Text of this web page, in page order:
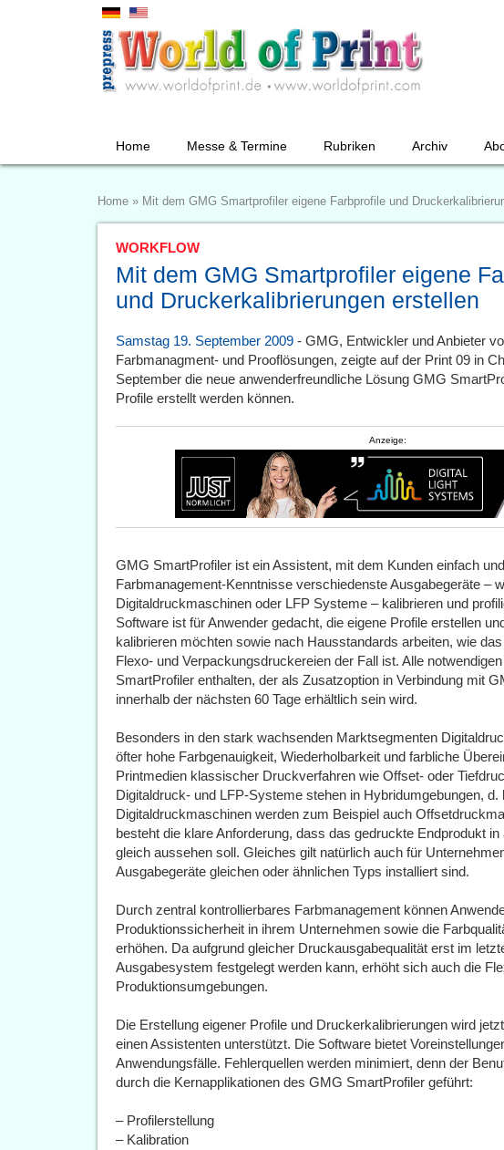
Home Messe & Termine Rubriken Archiv
Home » Mit dem GMG Smartprofiler eigene Farbprofile und
WORKFLOW
Mit dem GMG Smartprofiler eigene
und Druckerkalibrierungen erstellen
Samstag 19. September 2009 - GMG, Entwickler und Anbieter
Farbmanagment- und Prooflösungen, zeigte auf der Print 09 in
September die neue anwenderfreundliche Lösung GMG
Profile erstellt werden können.
Anzeige:
GMG SmartProfiler ist ein Assistent, mit dem Kunden einfach
Farbmanagement-Kenntnisse verschiedenste Ausgabegeräte –
Digitaldruckmaschinen oder LFP Systeme – kalibrieren und
Software ist für Anwender gedacht, die eigene Profile erstellen
kalibrieren möchten sowie nach Hausstandards arbeiten, wie
Flexo- und Verpackungsdruckereien der Fall ist. Alle
SmartProfiler enthalten, der als Zusatzoption in Verbindung mit
innerhalb der nächsten 60 Tage erhältlich sein wird.
Besonders in den stark wachsenden Marktsegmenten
öfter hohe Farbgenauigkeit, Wiederholbarkeit und farbliche
Printmedien klassischer Druckverfahren wie Offset- oder
Digitaldruck- und LFP-Systeme stehen in Hybridumgebungen, d.
Digitaldruckmaschinen werden zum Beispiel auch
besteht die klare Anforderung, dass das gedruckte Endprodukt
gleich aussehen soll. Gleiches gilt natürlich auch für
Ausgabegeräte gleichen oder ähnlichen Typs installiert sind.
Durch zentral kontrollierbares Farbmanagement können
Produktionssicherheit in ihrem Unternehmen sowie die
erhöhen. Da aufgrund gleicher Druckausgabequalität erst im
Ausgabesystem festgelegt werden kann, erhöht sich auch die
Produktionsumgebungen.
Die Erstellung eigener Profile und Druckerkalibrierungen wird
einen Assistenten unterstützt. Die Software bietet
Anwendungsfälle. Fehlerquellen werden minimiert, denn der
durch die Kernapplikationen des GMG SmartProfiler geführt:
– Profilerstellung
– Kalibration